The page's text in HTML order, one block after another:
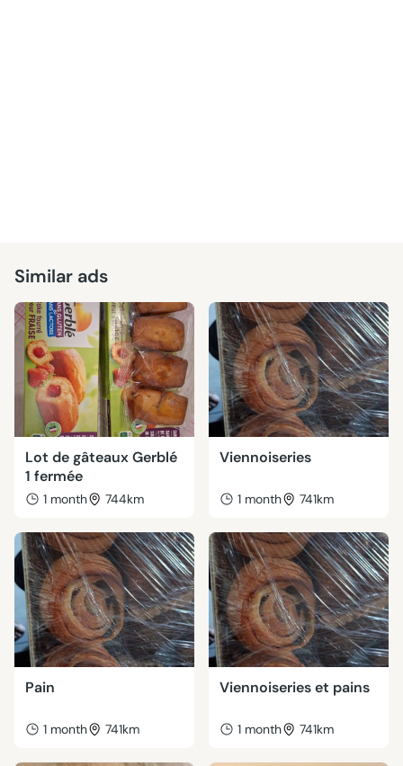
Similar ads
Lot de gâteaux Gerblé
1 fermée
1 month 744km
Viennoiseries
1 month 741km
Pain
1 month 741km
Viennoiseries et pains
1 month 741km